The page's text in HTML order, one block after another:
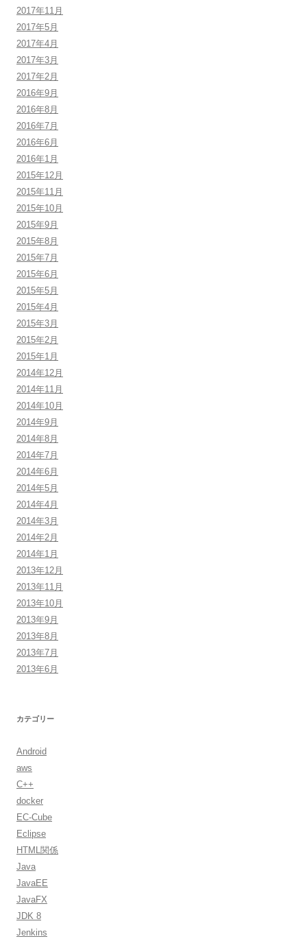
2017年11月
2017年5月
2017年4月
2017年3月
2017年2月
2016年9月
2016年8月
2016年7月
2016年6月
2016年1月
2015年12月
2015年11月
2015年10月
2015年9月
2015年8月
2015年7月
2015年6月
2015年5月
2015年4月
2015年3月
2015年2月
2015年1月
2014年12月
2014年11月
2014年10月
2014年9月
2014年8月
2014年7月
2014年6月
2014年5月
2014年4月
2014年3月
2014年2月
2014年1月
2013年12月
2013年11月
2013年10月
2013年9月
2013年8月
2013年7月
2013年6月
カテゴリー
Android
aws
C++
docker
EC-Cube
Eclipse
HTML関係
Java
JavaEE
JavaFX
JDK 8
Jenkins